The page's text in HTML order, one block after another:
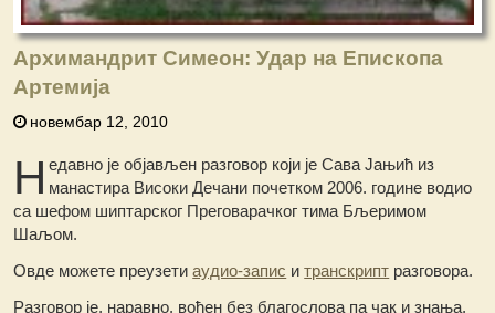
Архимандрит Симеон: Удар на Епископа
Артемија
новембар 12, 2010
Н едавно је објављен разговор који је Сава Јањић из
манастира Високи Дечани почетком 2006. године водио
са шефом шиптарског Преговарачког тима Бљеримом
Шаљом.
Овде можете преузетиаудио-запис итранскрипт разговора.
Разговор је, наравно, вођен без благослова па чак и знања,